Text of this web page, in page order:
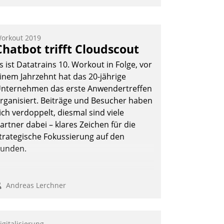
kurzweilige Einblicke in
Cloud-Strategien und -
mit hohem Zukunftspotenzial.
Andreas Lerchner
2019
trifft Cloudscout
ist Datatrains 10. Workout in Folge, vor
Jahrzehnt hat das 20-jährige
das erste Anwendertreffen
Beiträge und Besucher haben
verdoppelt, diesmal sind viele
dabei – klares Zeichen für die
Fokussierung auf den
Andreas Lerchner